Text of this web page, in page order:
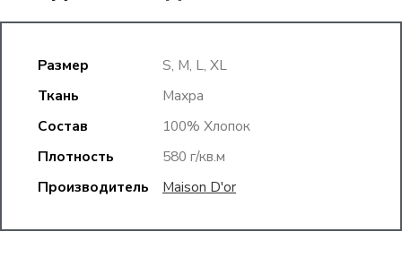
Размер
S, M, L, XL
Ткань
Махра
Состав
100% Хлопок
Плотность
580 г/кв.м
Производитель
Maison D'or